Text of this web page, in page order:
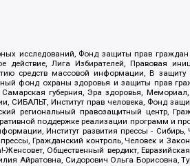
исследований, Фонд защиты прав
Лига Избирателей, Правовая
средств массовой информации, В
фонд охраны здоровья и защиты прав
губерния, Эра здоровья,
Институт прав человека, Фонд
региональный правозащитный центр,
поддержке реализации программ и
Институт развития прессы -
Гражданский контроль, Человек и
Общественный вердикт,
Сидорович Ольга Борисовна,